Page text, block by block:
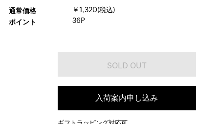
通常価格
￥1,320(税込)
ポイント
36P
入荷案内申し込み